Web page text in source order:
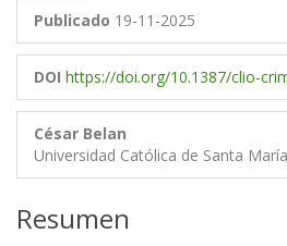
Publicado 19-11-2025
DOI https://doi.org/10.1387/clio-
César Belan
Universidad Católica de Santa
Resumen